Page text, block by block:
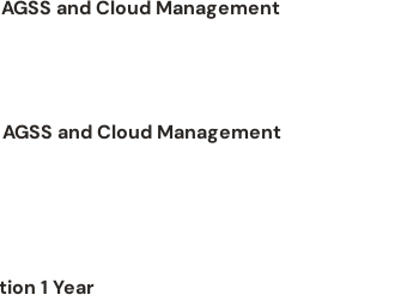
and Cloud Management
and Cloud Management
1 Year